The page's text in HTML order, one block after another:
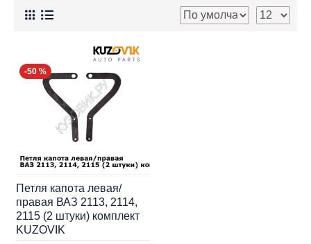
-50 %
Петля капота левая/
правая ВАЗ 2113, 2114,
2115 (2 штуки) комплект
KUZOVIK